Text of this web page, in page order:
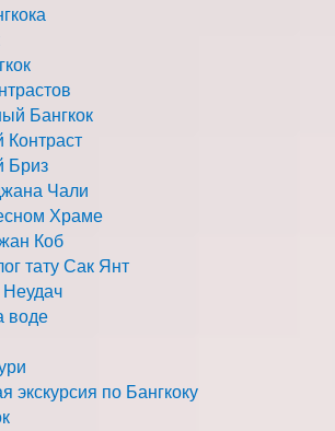
Бангкок
Контраст
Бриз
Чали
Храме
Коб
тату Сак Янт
воде
экскурсия по Бангкоку